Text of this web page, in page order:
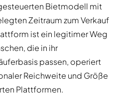
Bietmodell mit
Zeitraum zum Verkauf
ist ein legitimer Weg
die in ihr
passen, operiert
Reichweite und Größe
Plattformen.